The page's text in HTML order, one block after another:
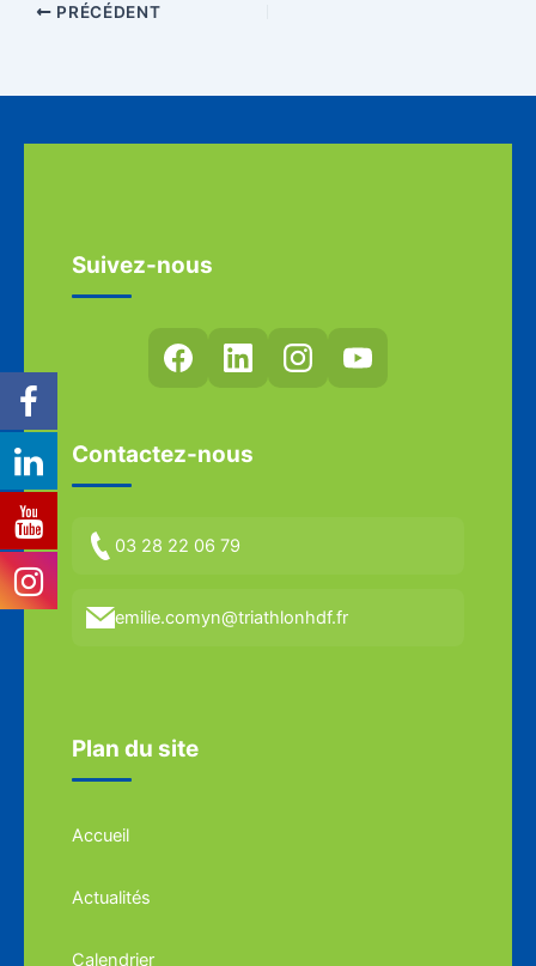
PRÉCÉDENT
Suivez-nous
Contactez-nous
03 28 22 06 79
emilie.comyn@triathlonhdf.fr
Plan du site
Accueil
Actualités
Calendrier